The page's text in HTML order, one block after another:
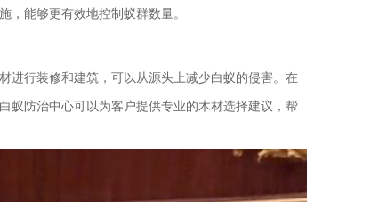
，能够更有效地控制蚁群数量。
进行装修和建筑，可以从源头上减少白蚁的侵害。在
蚁防治中心可以为客户提供专业的木材选择建议，帮